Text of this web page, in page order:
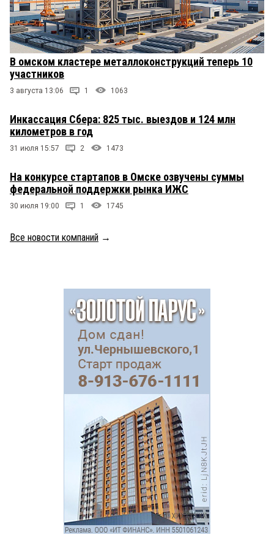
В омском кластере металлоконструкций теперь 10
участников
3 августа 13:06 1 1063
Инкассация Сбера: 825 тыс. выездов и 124 млн
километров в год
31 июля 15:57 2 1473
На конкурсе стартапов в Омске озвучены суммы
федеральной поддержки рынка ИЖС
30 июля 19:00 1 1745
Все новости компаний →